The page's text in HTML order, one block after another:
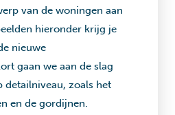
van de woningen aan
hieronder krijg je
nieuwe
gaan we aan de slag
detailniveau, zoals het
en de gordijnen.